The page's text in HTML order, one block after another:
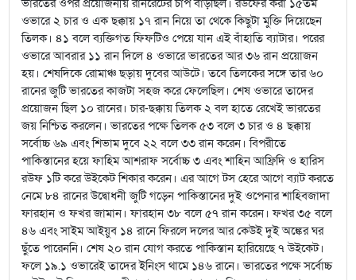
ওভারে ২ চার ও এক ছক্কায় ১৭ রান নিয়ে তা থেকে কিছুটা মুক্তি দিয়েছেন
তিলক। ৪১ বলে ব্যক্তিগত ফিফটিও পেয়ে যান এই বাঁহাতি ব্যাটার। পরের
ওভারে আবরার ১১ রান দিলে ৪ ওভারে ভারতের আর ৩৬ রান প্রয়োজন
হয়। শেষদিকে রোমাঞ্চ ছড়ায় দুবের আউটে। তবে তিলকের সঙ্গে তার ৬০
রানের জুটি ভারতের কাজটা সহজ করে ফেলেছিল। শেষ ওভারে তাদের
প্রয়োজন ছিল ১০ রানের। চার-ছক্কায় তিলক ২ বল হাতে রেখেই ভারতের
জয় নিশ্চিত করলেন। ভারতের পক্ষে তিলক ৫৩ বলে ৩ চার ও ৪ ছক্কায়
সর্বোচ্চ ৬৯ এবং শিভাম দুবে ২২ বলে ৩৩ রান করেন। বিপরীতে
পাকিস্তানের হয়ে ফাহিম আশরাফ সর্বোচ্চ ৩ এবং শাহিন আফ্রিদি ও হারিস
রউফ ১টি করে উইকেট শিকার করেন। এর আগে টস হেরে আগে ব্যাট করতে
নেমে ৮৪ রানের উদ্বোধনী জুটি গড়েন পাকিস্তানের দুই ওপেনার শাহিবজাদা
ফারহান ও ফখর জামান। ফারহান ৩৮ বলে ৫৭ রান করেন। ফখর ৩৫ বলে
৪৬ এবং সাইম আইয়ুব ১৪ রানে ফিরলে দলের আর কেউই দুই অঙ্কের ঘর
ছুঁতে পারেননি। শেষ ২০ রান যোগ করতে পাকিস্তান হারিয়েছে ৭ উইকেট।
ফলে ১৯.১ ওভারেই তাদের ইনিংস থামে ১৪৬ রানে। ভারতের পক্ষে সর্বোচ্চ